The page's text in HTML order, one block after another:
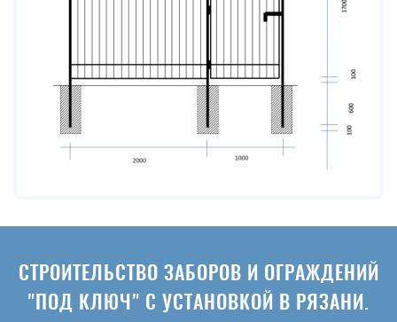
СТРОИТЕЛЬСТВО ЗАБОРОВ И ОГРАЖДЕНИЙ
"ПОД КЛЮЧ" С УСТАНОВКОЙ В РЯЗАНИ.